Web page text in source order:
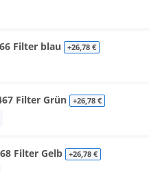
Filter blau
+26,78 €
Filter Grün
+26,78 €
Filter Gelb
+26,78 €